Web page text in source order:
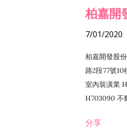
柏嘉開
7/01/2020
柏嘉開發股
路2段77號
室內裝潢業
H703090 不
分享